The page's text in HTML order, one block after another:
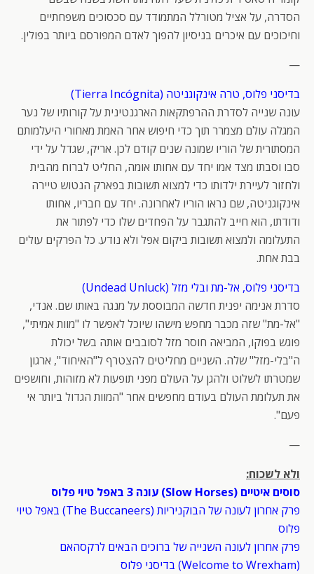
הסדרה, על אציל מטורלל המתמודד עם סכסוכים משפחתיים
וחיכוכים עם איכרים בניסיון להפוך לאדם המפורסם ביותר בפולין.
—
בדיסני פלוס, טרה אינקוגניטה (Tierra Incógnita)
עונה שנייה לסדרת ההרפתקאות הארגנטינית על קורותיו של נער
המגלה עולם מצמרר תוך כדי חיפוש אחר האמת מאחורי היעלמותם
המסתורית של הוריו שמונה שנים קודם לכן. אריק, שגדל על ידי
סבו וסבתו מצד אמו יחד עם אחותו אומה, החליט לברוח מהבית
ולחזור לעיירת ילדותו כדי למצוא תשובות בפארק הנטוש טיירה
אינקוגניטה, שם נראו הוריו לאחרונה. יחד עם חבריו, אחותו
ודודתו, הוא חייב להתגבר על הפחדים שלו כדי לפתור את
התעלומה ולמצוא תשובות ביקום אפל ולא נודע. כל הפרקים עולים
בבת אחת.
בדיסני פלוס, אל-מת ובלי מזל (Undead Unluck)
סדרת אנימה יפנית חדשה המבוססת על מנגה באותו שם. אנדי,
"אל-מת" שזה מכבר מחפש מישהו שיוכל לאפשר לו "מוות אמיתי",
פוגש בפוקו, המביאה חוסר מזל לסובבים אותה בשל יכולת
ה"בלי-מזל" שלה. השניים מחליטים להצטרף ל"האיחוד", ארגון
שמטרתו לשלוט ולהגן על העולם מפני תופעות לא מזוהות, וחושפים
את תעלומת העולם בעודם מחפשים אחר "המוות הגדול ביותר אי
פעם".
—
ולא לשכוח:
סוסים איטיים (Slow Horses) עונה 3 באפל טיוי פלוס
פרק אחרון לעונה של הבוקניריות (The Buccaneers) באפל טיוי
פלוס
פרק אחרון לעונה השנייה של ברוכים הבאים לרקסהאם
(Welcome to Wrexham) בדיסני פלוס